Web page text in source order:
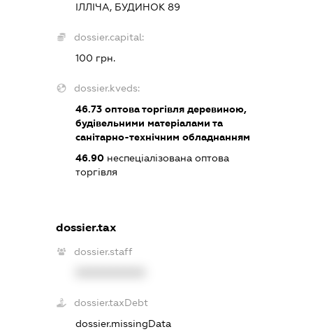
ІЛЛІЧА, БУДИНОК 89
dossier.capital:
100 грн.
dossier.kveds:
46.73оптова торгівля деревиною,
будівельними матеріалами та
санітарно-технічним обладнанням
46.90неспеціалізована оптова
торгівля
dossier.tax
dossier.staff
dossier.taxDebt
dossier.missingData